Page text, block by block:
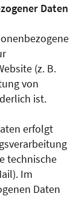
Daten
(z. B.
von
ist.
erfolgt
technische
Im
Daten